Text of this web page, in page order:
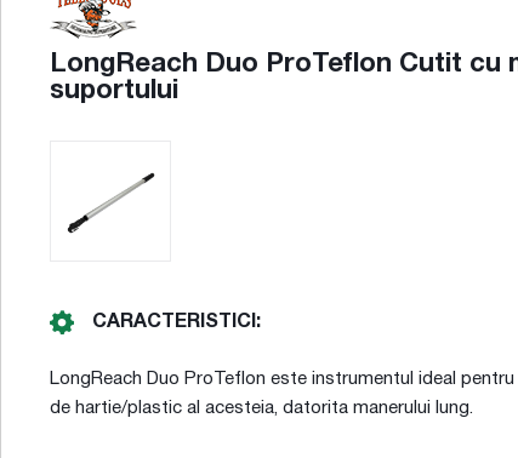
LongReach Duo ProTeflon Cutit cu
suportului
CARACTERISTICI:
LongReach Duo ProTeflon este instrumentul ideal
de hartie/plastic al acesteia, datorita manerului lung.